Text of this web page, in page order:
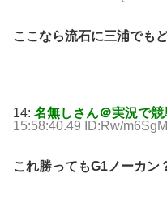
ここなら流石に三浦でも
14: 名無しさん＠実況で競
15:58:40.49 ID:Rw/
これ勝ってもG1ノーカン